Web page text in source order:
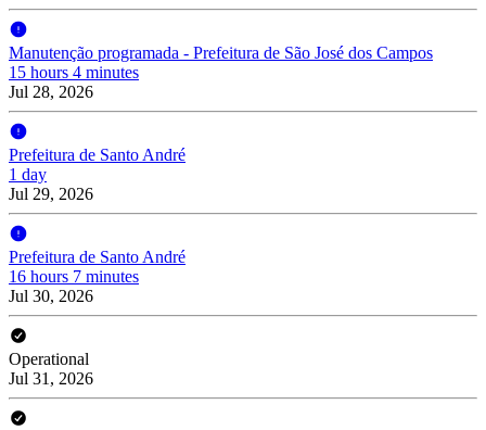
Manutenção programada - Prefeitura de São José dos Campos
15 hours 4 minutes
Jul 28, 2026
Prefeitura de Santo André
1 day
Jul 29, 2026
Prefeitura de Santo André
16 hours 7 minutes
Jul 30, 2026
Operational
Jul 31, 2026